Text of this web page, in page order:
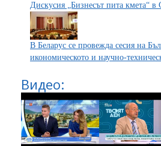
Дискусия „Бизнесът пита кмета“ в
В Беларус се провежда сесия на
икономическото и научно-
Видео: